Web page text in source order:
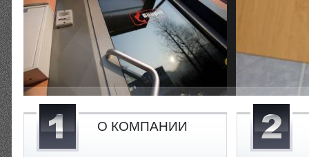
О КОМПАНИИ